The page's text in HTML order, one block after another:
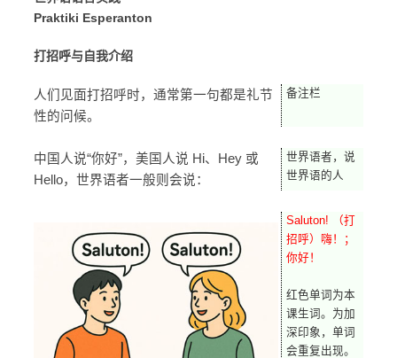
Praktiki Esperanton
打招呼与自我介绍
人们见面打招呼时，通常第一句都是礼节
性的问候。
备注栏
中国人说“你好”，美国人说 Hi、Hey 或
Hello，世界语者一般则会说：
世界语者，说
世界语的人
Saluton! （打
招呼）嗨！；
你好！
红色单词为本
课生词。为加
深印象，单词
会重复出现。